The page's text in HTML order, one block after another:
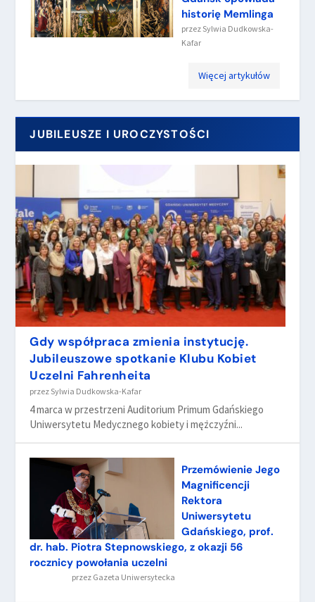
historię Memlinga
przez Sylwia Dudkowska-
Kafar
Więcej artykułów
JUBILEUSZE I UROCZYSTOŚCI
Gdy współpraca zmienia instytucję.
Jubileuszowe spotkanie Klubu Kobiet
Uczelni Fahrenheita
przez Sylwia Dudkowska-Kafar
4 marca w przestrzeni Auditorium Primum Gdańskiego
Uniwersytetu Medycznego kobiety i mężczyźni...
Przemówienie Jego
Magnificencji
Rektora
Uniwersytetu
Gdańskiego, prof.
dr. hab. Piotra Stepnowskiego, z okazji 56
rocznicy powołania uczelni
przez Gazeta Uniwersytecka